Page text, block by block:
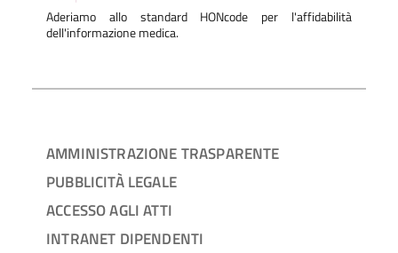
Aderiamo allo standard HONcode per l'affidabilità
dell'informazione medica.
AMMINISTRAZIONE TRASPARENTE
PUBBLICITÀ LEGALE
ACCESSO AGLI ATTI
INTRANET DIPENDENTI